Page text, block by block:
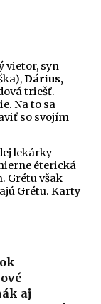
vietor, syn
Dárius,
triešť.
Na to sa
so svojím
lekárky
éterická
Grétu však
Grétu. Karty
aj